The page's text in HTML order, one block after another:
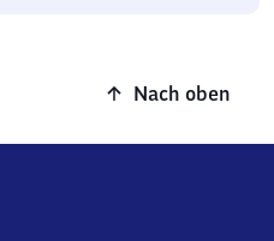
Nach oben